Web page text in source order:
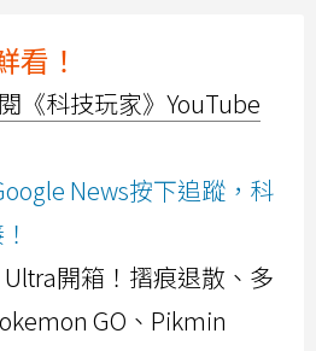
看！
《科技玩家》YouTube
News按下追蹤，科
Ultra開箱！摺痕退散、多
GO、Pikmin